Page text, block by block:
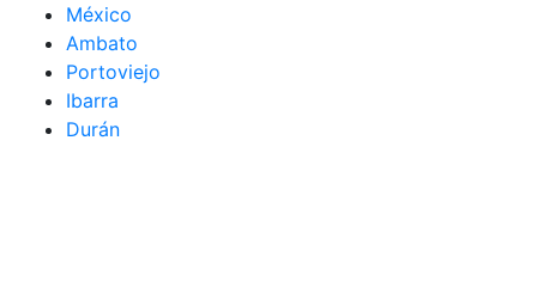
México
Ambato
Portoviejo
Ibarra
Durán